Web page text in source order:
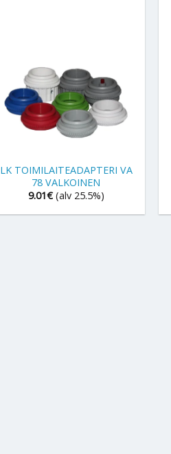
LK TOIMILAITEADAPTERI VA
78 VALKOINEN
9.01€ (alv 25.5%)